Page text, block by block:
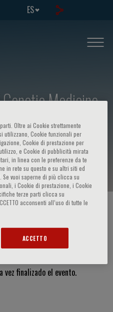
ES
Medicine
e gestione
familiare o
seno"
vez finalizado el evento.
Oltre ai Cookie strettamente
utilizzano, Cookie funzionali per
Cookie di prestazione per
e Cookie di pubblicità mirata
in linea con le preferenze da te
in rete su questo e su altri siti ed
vuoi saperne di più clicca su
i Cookie di prestazione, i Cookie
terze parti clicca su
acconsenti all’uso di tutte le
ACCETTO